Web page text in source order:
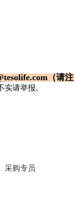
（请注
请举报。
采购专员